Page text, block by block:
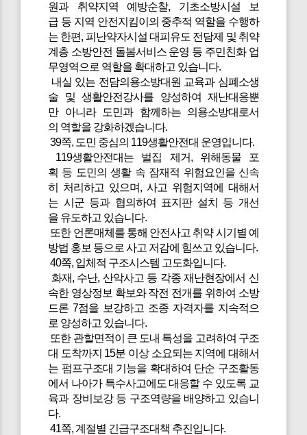
원과 취약지역 예방순찰, 기초소방시설 보
급 등 지역 안전지킴이의 중추적 역할을 수행하
는 한편, 피난약자시설 대피유도 전담제 및 취약
계층 소방안전 돌봄서비스 운영 등 주민친화 업
무영역으로 역할을 확대하고 있습니다.
내실 있는 전담의용소방대원 교육과 심폐소생
술 및 생활안전강사를 양성하여 재난대응뿐
만 아니라 도민과 함께하는 의용소방대로서
의 역할을 강화하겠습니다.
39쪽, 도민 중심의 119생활안전대 운영입니다.
119생활안전대는 벌집 제거, 위해동물 포
획 등 도민의 생활 속 잠재적 위험요인을 신속
히 처리하고 있으며, 사고 위험지역에 대해서
는 시군 등과 협의하여 표지판 설치 등 개선
을 유도하고 있습니다.
또한 언론매체를 통해 안전사고 취약 시기별 예
방법 홍보 등으로 사고 저감에 힘쓰고 있습니다.
40쪽, 입체적 구조시스템 고도화입니다.
화재, 수난, 산악사고 등 각종 재난현장에서 신
속한 영상정보 확보와 작전 전개를 위하여 소방
드론 7점을 보강하고 조종 자격자를 지속적으
로 양성하고 있습니다.
또한 관할면적이 큰 도내 특성을 고려하여 구조
대 도착까지 15분 이상 소요되는 지역에 대해서
는 펌프구조대 기능을 확대하여 단순 구조활동
에서 나아가 특수사고에도 대응할 수 있도록 교
육과 장비보강 등 구조역량을 배양하고 있습니
다.
41쪽, 계절별 긴급구조대책 추진입니다.